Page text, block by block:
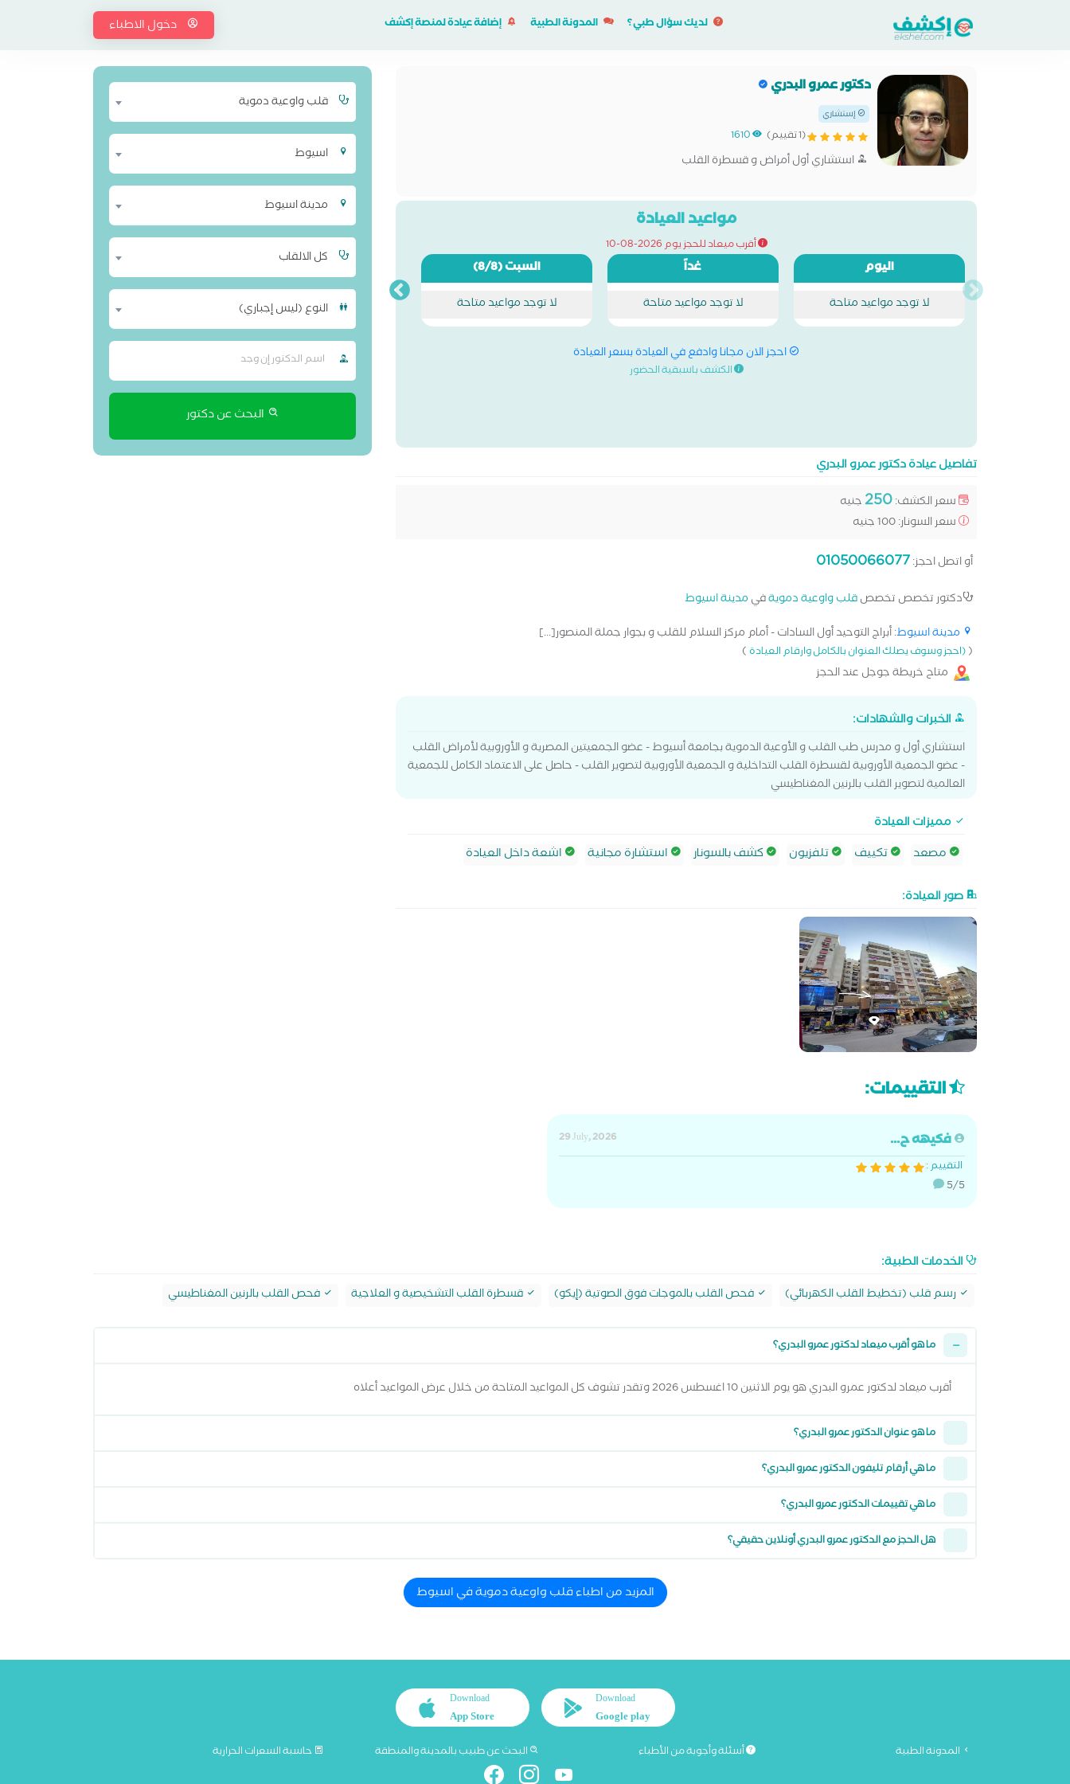
لديك سؤال طبي؟ المدونة الطبية إضافة عيادة لمنصة إكشف دخول الاطباء
دكتور عمرو البدري
إستشاري
(1 تقييم) 1610
استشاري أول أمراض و قسطرة القلب
مواعيد العيادة
أقرب ميعاد للحجز يوم 2026-08-10
اليوم
لا توجد مواعيد متاحة
غداً
لا توجد مواعيد متاحة
السبت(8/8)
لا توجد مواعيد متاحة
احجز الان مجانا وادفع في العيادة بسعر العيادة
الكشف باسبقية الحضور
تفاصيل عيادة دكتور عمرو البدري
سعر الكشف:250جنيه
سعر السونار: 100 جنيه
أو اتصل احجز:01050066077
دكتور تخصص تخصصقلب واوعية دمويةفي مدينة اسيوط
مدينة اسيوط: أبراج التوحيد أول السادات - أمام مركز السلام للقلب و بجوار جملة المنصور[...]
((احجز وسوف يصلك العنوان بالكامل وارقام العيادة)
متاح خريطة جوجل عند الحجز
الخبرات والشهادات:
استشاري أول و مدرس طب القلب و الأوعية الدموية بجامعة أسيوط - عضو الجمعيتين المصرية و الأوروبية لأمراض القلب
- عضو الجمعية الأوروبية لقسطرة القلب التداخلية و الجمعية الأوروبية لتصوير القلب - حاصل على الاعتماد الكامل للجمعية
العالمية لتصوير القلب بالرنين المغناطيسي
مميزات العيادة
مصعد
تكييف تلفزيون كشف بالسونار استشارة مجانية اشعة داخل العيادة
صور العيادة:
قلب واوعية دموية
اسيوط
مدينة اسيوط
كل الالقاب
النوع (ليس إجباري)
البحث عن دكتور
التقييمات:
فكيهه ح...
29 July, 2026
التقييم :
5/5
الخدمات الطبية:
رسم قلب (تخطيط القلب الكهربائي) فحص القلب بالموجات فوق الصوتية (إيكو) قسطرة القلب التشخيصية و العلاجية فحص القلب بالرنين المغناطيسي
ما هو أقرب ميعاد لدكتور عمرو البدري؟
أقرب ميعاد لدكتور عمرو البدري هو يوم الاثنين 10 اغسطس 2026 وتقدر تشوف كل المواعيد المتاحة من خلال عرض المواعيد أعلاه
ما هو عنوان الدكتور عمرو البدري؟
ما هي أرقام تليفون الدكتور عمرو البدري؟
ما هي تقييمات الدكتور عمرو البدري؟
هل الحجز مع الدكتور عمرو البدري أونلاين حقيقي؟
المزيد من اطباء قلب واوعية دموية في اسيوط
Download
Google play
Download
App Store
المدونة الطبية أسئلة وأجوبة من الأطباء البحث عن طبيب بالمدينة والمنطقة حاسبة السعرات الحرارية